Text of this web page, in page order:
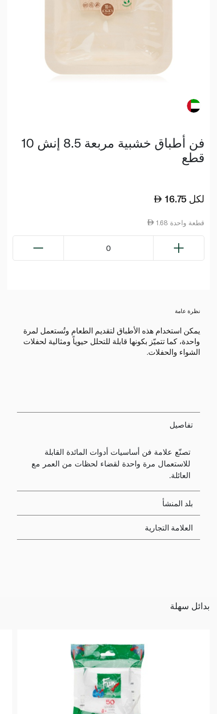
فن أطباق خشبية مربعة 8.5 إنش 10
قطع
16.75 لكل
1.68 قطعة واحدة
0
نظرة عامة
يمكن استخدام هذه الأطباق لتقديم الطعام وتُستعمل لمرة
واحدة، كما تتميّز بكونها قابلة للتحلل حيوياً ومثالية لحفلات
الشواء والحفلات.
تفاصيل
تصنّع علامة فن أساسيات أدوات المائدة القابلة
للاستعمال مرة واحدة لقضاء لحظات من العمر مع
العائلة.
بلد المنشأ
العلامة التجارية
بدائل سهلة